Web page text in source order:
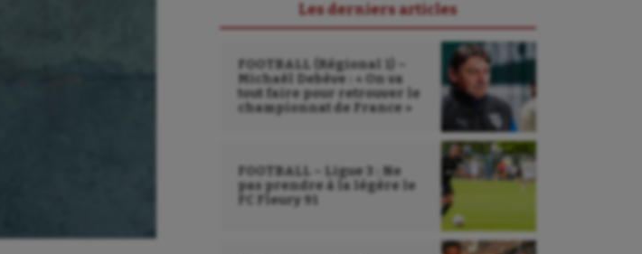
Les derniers articles
FOOTBALL (Régional 1) –
Michaël Debève : « On va
tout faire pour retrouver le
championnat de France »
FOOTBALL – Ligue 3 : Ne
pas prendre à la légère le
FC Fleury 91